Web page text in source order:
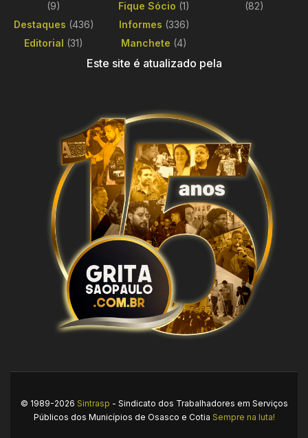
(9)
Destaques (436)
Editorial (31)
Fique Sócio (1)
Informes (336)
Manchete (4)
(82)
Este site é atualizado pela
© 1989-2026 Sintrasp - Sindicato dos Trabalhadores em Serviços
Públicos dos Municípios de Osasco e Cotia Sempre na luta!